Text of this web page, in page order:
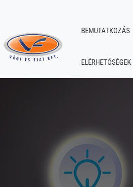
BEMUTATKOZÁS
ELÉRHETŐSÉGEK